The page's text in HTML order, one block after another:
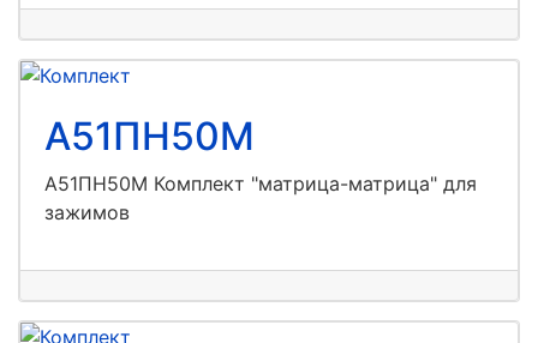
А51ПН50М
А51ПН50М Комплект "матрица-матрица" для
зажимов